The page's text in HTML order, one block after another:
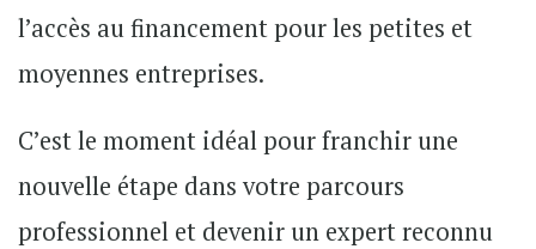
l’accès au financement pour les petites et
moyennes entreprises.
C’est le moment idéal pour franchir une
nouvelle étape dans votre parcours
professionnel et devenir un expert reconnu